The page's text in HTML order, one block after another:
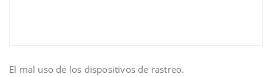
El mal uso de los dispositivos de rastreo.